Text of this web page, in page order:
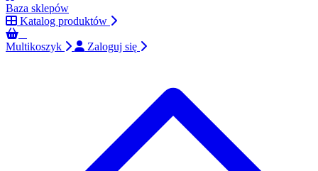
Baza sklepów
Katalog produktów
Multikoszyk
Zaloguj się